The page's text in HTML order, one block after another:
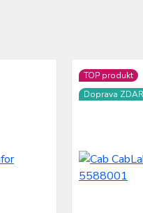
TOP produkt
Doprava